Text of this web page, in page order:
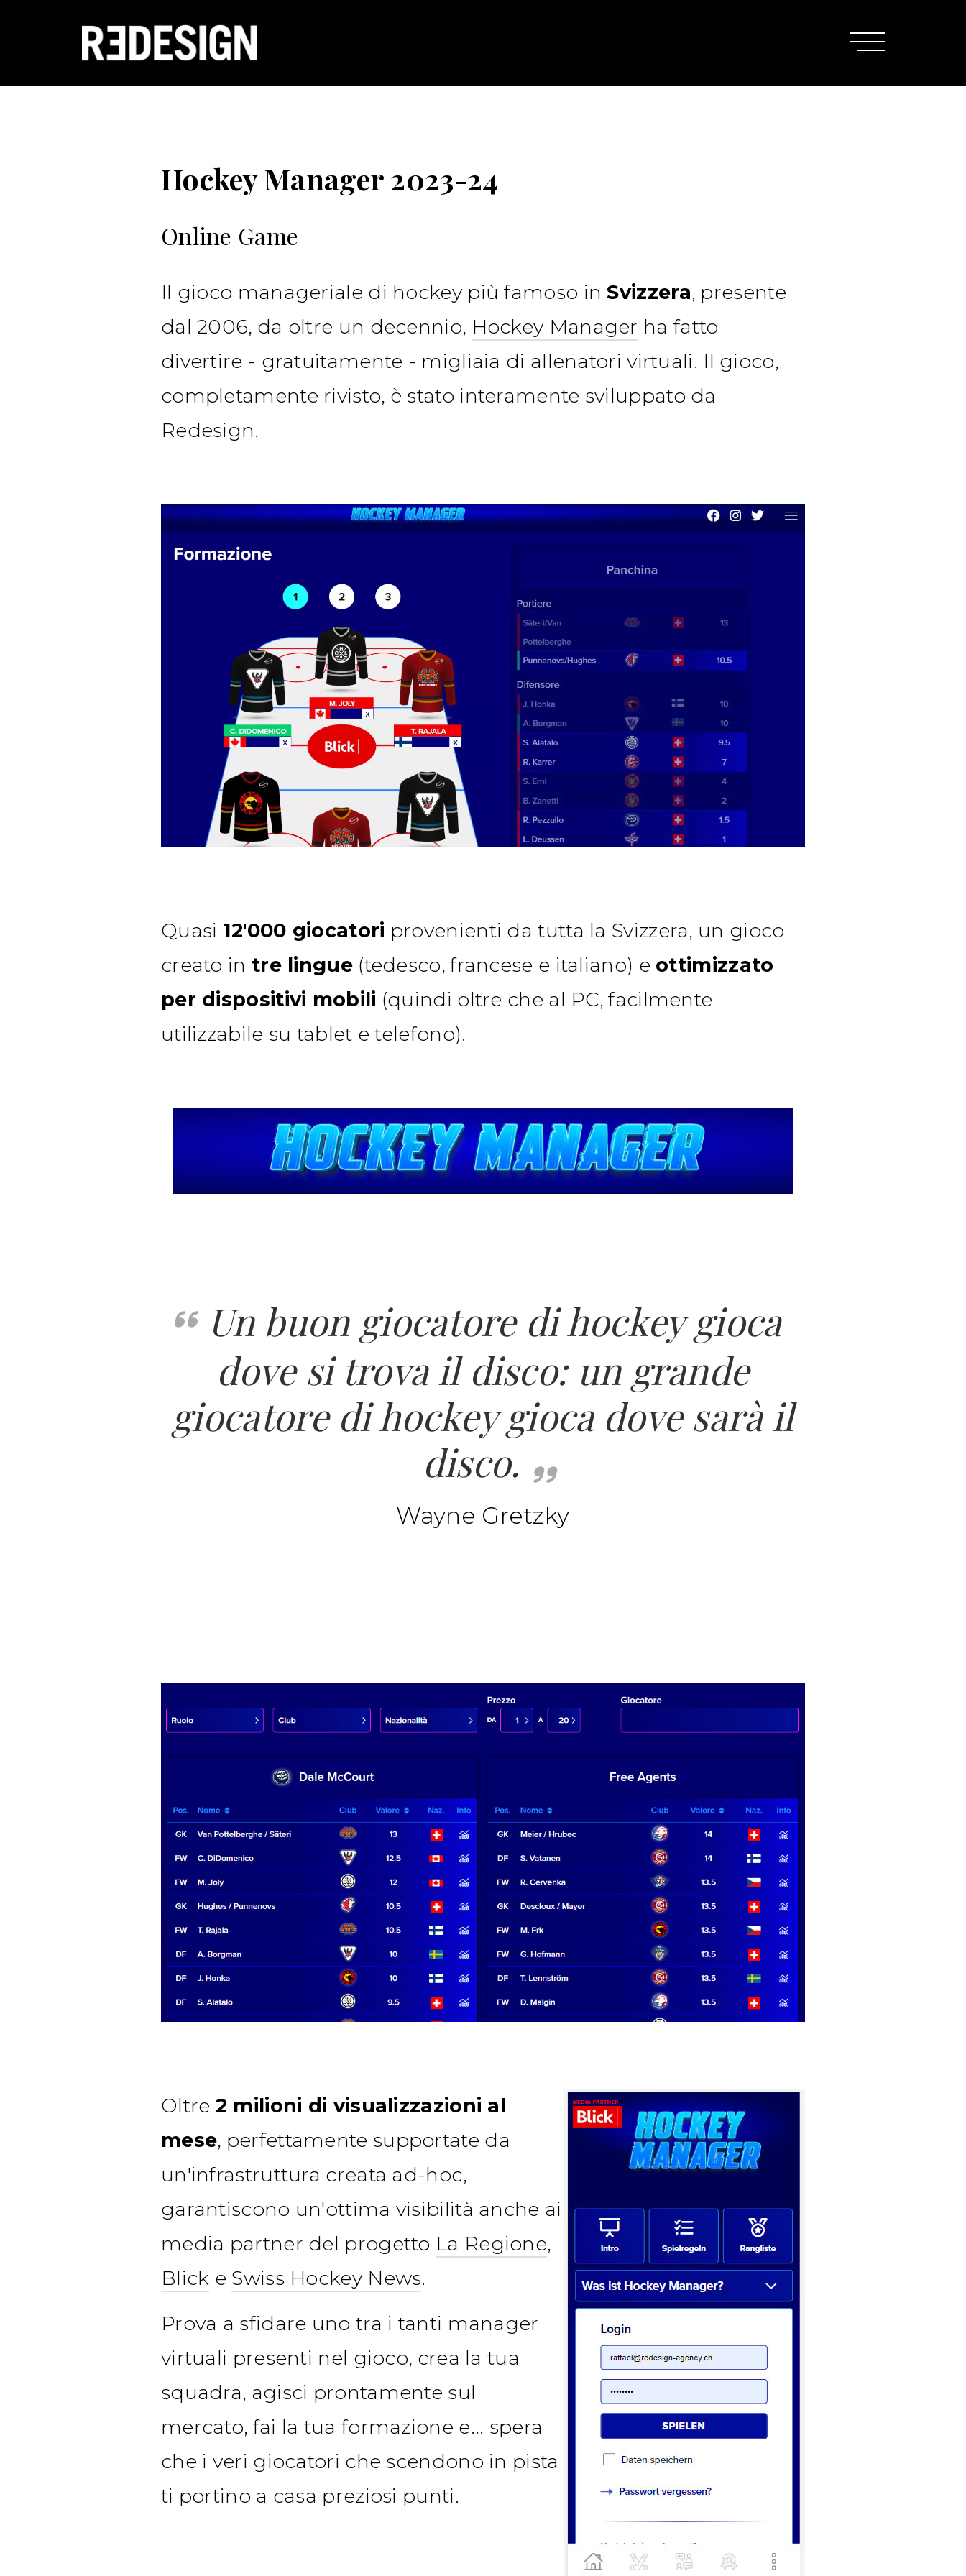
Hockey Manager 2023-24
Online Game
Il gioco manageriale di hockey più famoso inSvizzera, presente
dal 2006, da oltre un decennio, Hockey Manager ha fatto
divertire - gratuitamente - migliaia di allenatori virtuali. Il gioco,
completamente rivisto, è stato interamente sviluppato da
Redesign.
Quasi 12'000 giocatori provenienti da tutta la Svizzera, un gioco
creato in tre lingue(tedesco, francese e italiano) e ottimizzato
per dispositivi mobili (quindi oltre che al PC, facilmente
utilizzabile su tablet e telefono).
Un buon giocatore di hockey gioca
dove si trova il disco: un grande
giocatore di hockey gioca dove sarà il
disco.
Wayne Gretzky
Oltre 2 milioni di visualizzazioni al
mese, perfettamente supportate da
un'infrastruttura creata ad-hoc,
garantiscono un'ottima visibilità anche ai
media partner del progetto La Regione,
Blick e Swiss Hockey News.
Prova a sfidare uno tra i tanti manager
virtuali presenti nel gioco, crea la tua
squadra, agisci prontamente sul
mercato, fai la tua formazione e... spera
che i veri giocatori che scendono in pista
ti portino a casa preziosi punti.